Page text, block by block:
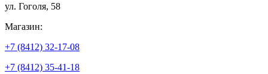
ул. Гоголя, 58
Магазин:
+7 (8412) 32-17-08
+7 (8412) 35-41-18